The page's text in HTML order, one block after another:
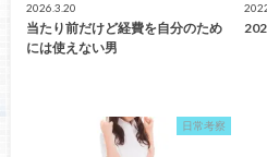
2026.3.20
当たり前だけど経費を自分のため
には使えない男
日常考察